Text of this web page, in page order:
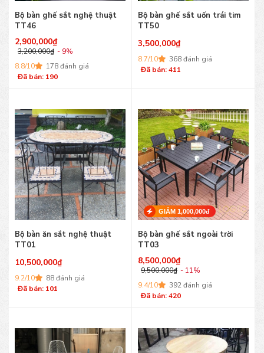
Bộ bàn ghế sắt nghệ thuật
TT46
3,200,000₫
2,900,000₫
- 9%
8.8/10
178 đánh giá
Đã bán: 190
Bộ bàn ghế sắt uốn trái tim
TT50
3,500,000₫
8.7/10
368 đánh giá
Đã bán: 411
Bộ bàn ăn sắt nghệ thuật
TT01
10,500,000₫
9.2/10
88 đánh giá
Đã bán: 101
GIẢM 1,000,000đ
Bộ bàn ghế sắt ngoài trời
TT03
9,500,000₫
8,500,000₫
- 11%
9.4/10
392 đánh giá
Đã bán: 420